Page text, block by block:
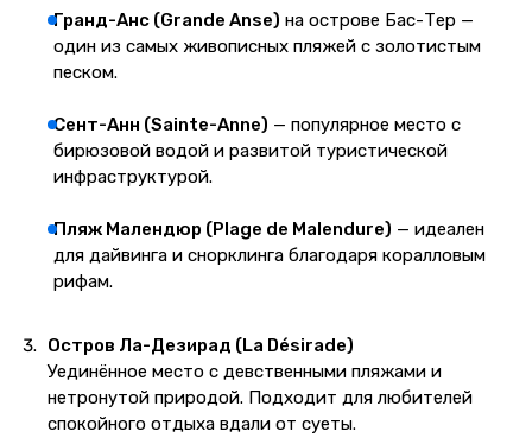
Гранд-Анс (Grande Anse) на острове Бас-Тер —
один из самых живописных пляжей с золотистым
песком.
Сент-Анн (Sainte-Anne) — популярное место с
бирюзовой водой и развитой туристической
инфраструктурой.
Пляж Малендюр (Plage de Malendure) — идеален
для дайвинга и снорклинга благодаря коралловым
рифам.
Остров Ла-Дезирад (La Désirade)
Уединённое место с девственными пляжами и
нетронутой природой. Подходит для любителей
спокойного отдыха вдали от суеты.